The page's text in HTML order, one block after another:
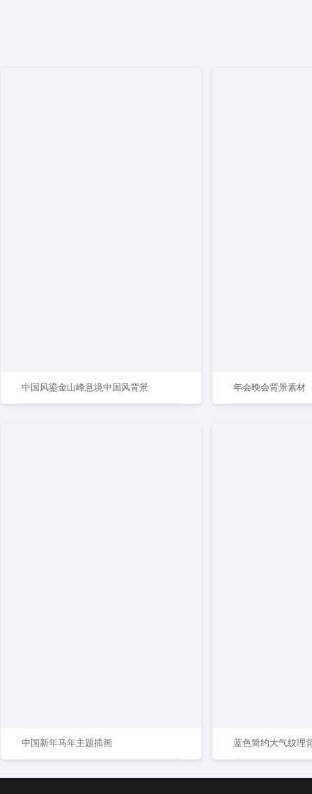
中国风鎏金山峰意境中国风背景 年会晚会背景素材
中国新年马年主题插画 蓝色简约大气纹理